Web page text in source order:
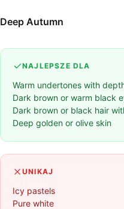
Deep Autumn
NAJLEPSZE DLA
Warm undertones with
Dark brown or warm black
Dark brown or black hair
Deep golden or olive skin
UNIKAJ
Icy pastels
Pure white